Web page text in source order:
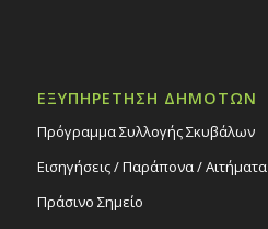
ΕΞΥΠΗΡΕΤΗΣΗ ΔΗΜΟΤΩΝ
Πρόγραμμα Συλλογής Σκυβάλων
Εισηγήσεις / Παράπονα / Αιτήματα
Πράσινο Σημείο